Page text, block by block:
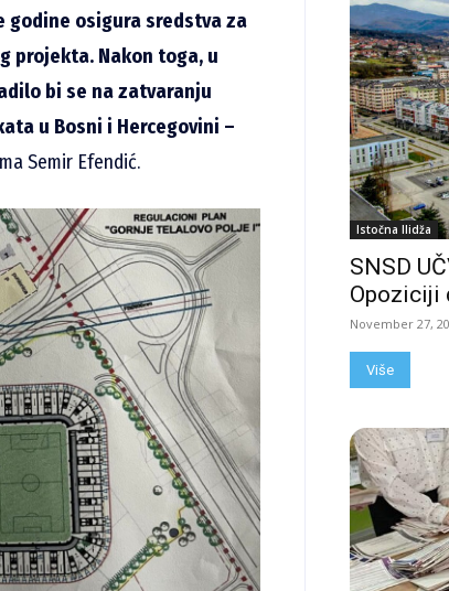
godine osigura sredstva za
projekta. Nakon toga, u
bi se na zatvaranju
u Bosni i Hercegovini –
Semir Efendić.
Istočna Ilidža
SNSD
Opoziciji
November 27,
Više